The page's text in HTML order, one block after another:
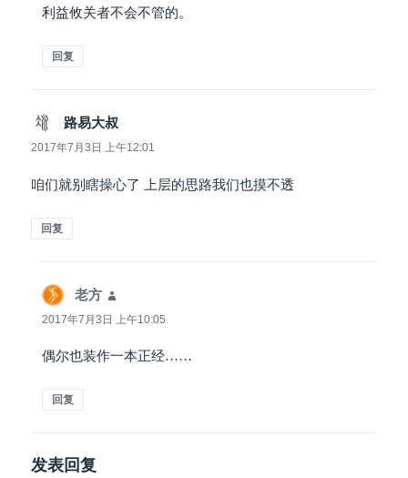
利益攸关者不会不管的。
回复
路易大叔
道：
2017年7月3日 上午12:01
咱们就别瞎操心了 上层的思路我们也摸不透
回复
老方
道：
2017年7月3日 上午10:05
偶尔也装作一本正经……
回复
发表回复